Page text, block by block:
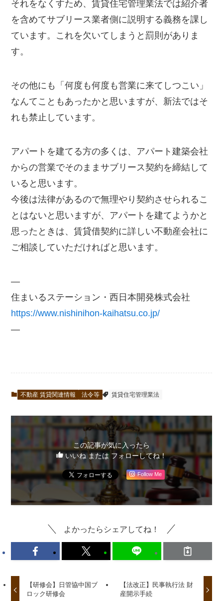
それをなくすため、賃貸住宅管理業法では紹介者
を含めてサブリース業者側に説明する義務を課し
ています。これを欠いてしまうと罰則がありま
す。
その他にも「何度も何度も営業に来てしつこい」
なんてこともあったかと思いますが、新法ではそ
れも禁止しています。
アパートを建てる方の多くは、アパート建築会社
からの営業でそのままサブリース契約を締結して
いると思います。
今後は法律があるので無理やり契約させられるこ
とはないと思いますが、アパートを建てようかと
思ったときは、賃貸借契約に詳しい不動産会社に
ご相談していただければと思います。
—
住まいるステーション・西日本開発株式会社
https://www.nishinihon-kaihatsu.co.jp/
—
不動産 賃貸関連情報 法令等 賃貸住宅管理業法
この記事が気に入ったら
いいね または フォローしてね！
Follow Me
よかったらシェアしてね！
【研修会】日管協中国ブ
ロック研修会
【法改正】民事執行法 財
産開示手続